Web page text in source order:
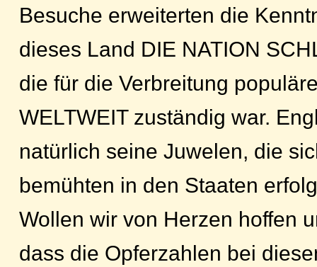
Besuche erweiterten die
dieses Land DIE NATION
die für die Verbreitung
WELTWEIT zuständig war.
natürlich seine Juwelen, die
bemühten in den Staaten
Wollen wir von Herzen hoffen
dass die Opferzahlen bei